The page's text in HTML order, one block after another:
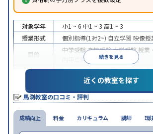
続きを見る
対象学年 小1 ~ 6 中1 ~ 3 高1 ~ 3
授業形式
個別指導(1対2~) 自立学習 映像授
目的
中学受験高校受験大学受験 授業
内申点対策
学習習慣の定着
授業の振替可能学習にPC・タブ
目から受講可能
※2023年10月調査。小学校高学年の集団塾アンケ
近くの教室を探す
馬渕教室の口コミ・評判
成績向上 料金 カリキュラム 講師 環